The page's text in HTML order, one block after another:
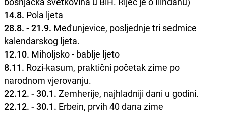
14.8. Pola ljeta
28.8. - 21.9. Međunjevice, posljednje tri sedmice
kalendarskog ljeta.
12.10. Miholjsko - bablje ljeto
8.11. Rozi-kasum, praktični početak zime po
narodnom vjerovanju.
22.12. - 30.1. Zemherije, najhladniji dani u godini.
22.12. - 30.1. Erbein, prvih 40 dana zime